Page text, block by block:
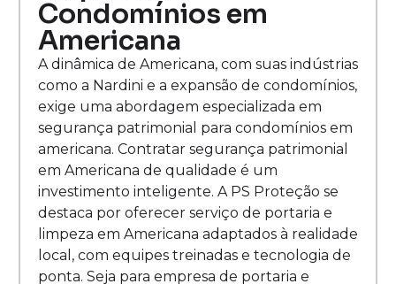
Condomínios em
Americana
A dinâmica de Americana, com suas indústrias
como a Nardini e a expansão de condomínios,
exige uma abordagem especializada em
segurança patrimonial para condomínios em
americana. Contratar segurança patrimonial
em Americana de qualidade é um
investimento inteligente. A PS Proteção se
destaca por oferecer serviço de portaria e
limpeza em Americana adaptados à realidade
local, com equipes treinadas e tecnologia de
ponta. Seja para empresa de portaria e